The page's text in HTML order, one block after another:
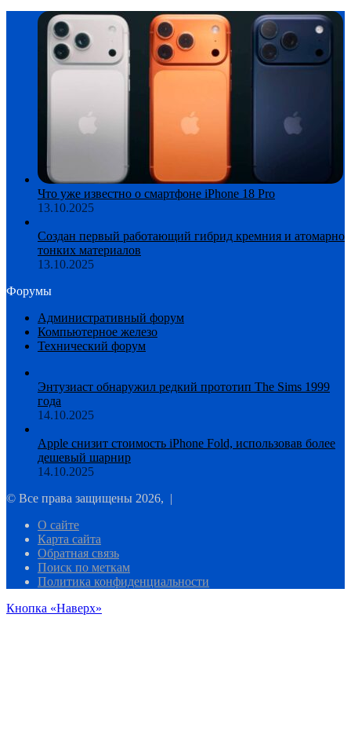
Что уже известно о смартфоне iPhone 18 Pro
13.10.2025
Создан первый работающий гибрид кремния и атомарно
тонких материалов
13.10.2025
Форумы
Административный форум
Компьютерное железо
Технический форум
Энтузиаст обнаружил редкий прототип The Sims 1999
года
14.10.2025
Apple снизит стоимость iPhone Fold, использовав более
дешевый шарнир
14.10.2025
© Все права защищены 2026, |
О сайте
Карта сайта
Обратная связь
Поиск по меткам
Политика конфиденциальности
Кнопка «Наверх»